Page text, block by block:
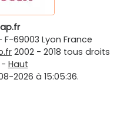
F-69003 Lyon France
2002 - 2018 tous droits
- Haut
2026 à 15:05:36.